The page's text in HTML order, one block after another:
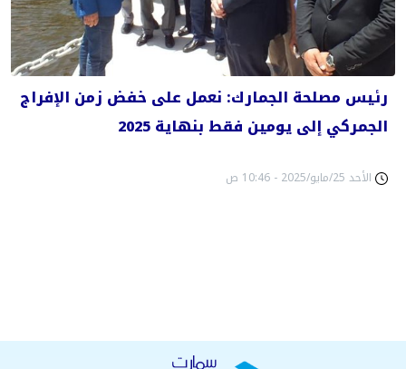
رئيس مصلحة الجمارك: نعمل على خفض زمن الإفراج
الجمركي إلى يومين فقط بنهاية 2025
الأحد 25/مايو/2025 - 10:46 ص